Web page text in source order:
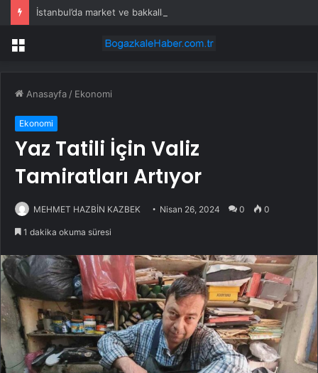
Menü
Anasayfa / Ekonomi
Ekonomi
Yaz Tatili İçin Valiz
Tamiratları Artıyor
MEHMET HAZBİN KAZBEK Nisan 26, 2024 0 0
1 dakika okuma süresi